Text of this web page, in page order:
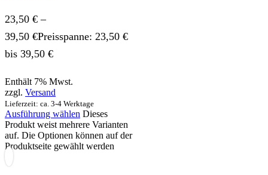
23,50 € –
39,50 €Preisspanne: 23,50 €
bis 39,50 €
Enthält 7% Mwst.
zzgl. Versand
Lieferzeit: ca. 3-4 Werktage
Ausführung wählen Dieses
Produkt weist mehrere Varianten
auf. Die Optionen können auf der
Produktseite gewählt werden